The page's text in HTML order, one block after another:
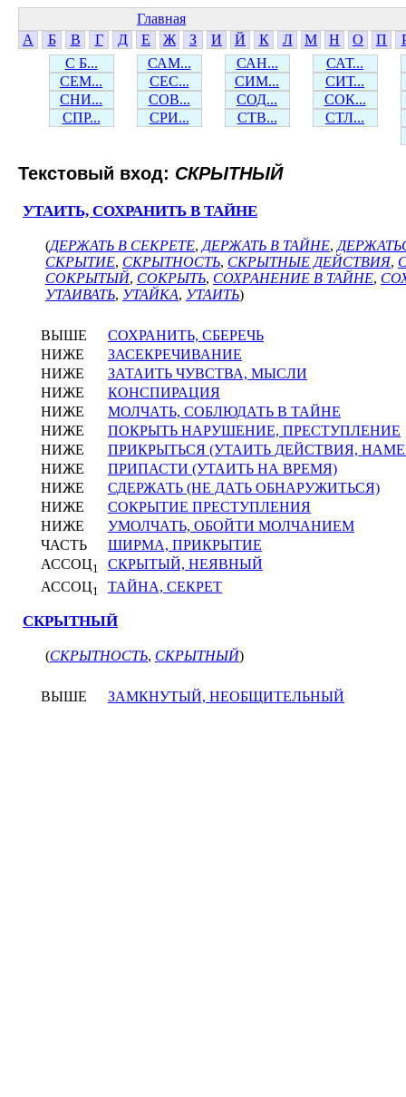
Главная
А
Б В Г Д Е Ж З И Й К Л М Н О П
С Б...
САМ... САН...
САТ...
СЕМ...
СЕС... СИМ...
СИТ...
СНИ...
СОВ... СОД...
СОК...
СПР...
СРИ... СТВ... СТЛ...
Текстовый вход: СКРЫТНЫЙ
УТАИТЬ, СОХРАНИТЬ В ТАЙНЕ
(ДЕРЖАТЬ В СЕКРЕТЕ, ДЕРЖАТЬ В ТАЙНЕ,
СКРЫТИЕ, СКРЫТНОСТЬ, СКРЫТНЫЕ ДЕЙСТВИЯ,
СОКРЫТЫЙ, СОКРЫТЬ, СОХРАНЕНИЕ В ТАЙНЕ,
УТАИВАТЬ, УТАЙКА, УТАИТЬ)
ВЫШЕ
СОХРАНИТЬ, СБЕРЕЧЬ
НИЖЕ
ЗАСЕКРЕЧИВАНИЕ
НИЖЕ
ЗАТАИТЬ ЧУВСТВА, МЫСЛИ
НИЖЕ
КОНСПИРАЦИЯ
НИЖЕ
МОЛЧАТЬ, СОБЛЮДАТЬ В ТАЙНЕ
НИЖЕ
ПОКРЫТЬ НАРУШЕНИЕ, ПРЕСТУПЛЕНИЕ
НИЖЕ
ПРИКРЫТЬСЯ (УТАИТЬ ДЕЙСТВИЯ,
НИЖЕ
ПРИПАСТИ (УТАИТЬ НА ВРЕМЯ)
НИЖЕ
СДЕРЖАТЬ (НЕ ДАТЬ ОБНАРУЖИТЬСЯ)
НИЖЕ
СОКРЫТИЕ ПРЕСТУПЛЕНИЯ
НИЖЕ
УМОЛЧАТЬ, ОБОЙТИ МОЛЧАНИЕМ
ЧАСТЬ
ШИРМА, ПРИКРЫТИЕ
АССОЦ1
СКРЫТЫЙ, НЕЯВНЫЙ
АССОЦ1 ТАЙНА, СЕКРЕТ
СКРЫТНЫЙ
(СКРЫТНОСТЬ, СКРЫТНЫЙ)
ВЫШЕ ЗАМКНУТЫЙ, НЕОБЩИТЕЛЬНЫЙ